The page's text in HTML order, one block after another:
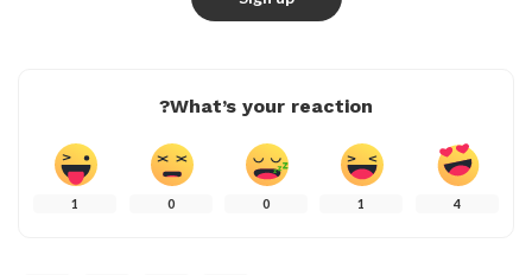
What’s your reaction?
4
1
0
0
1